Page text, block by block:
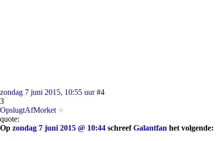
zondag 7 juni 2015, 10:55 uur #4
3
OpslugtAfMorket
quote:
Op zondag 7 juni 2015 @ 10:44 schreefGalantfan het volgende: